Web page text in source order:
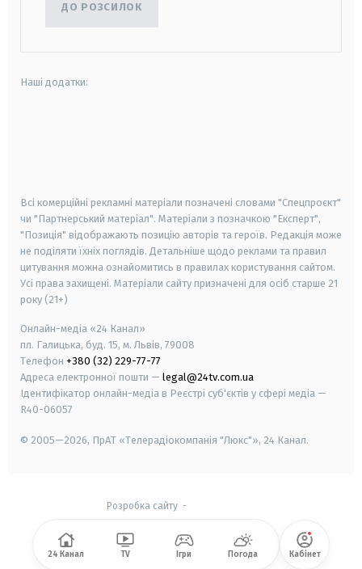
ДО РОЗСИЛОК
Наші додатки:
Всі комерційні рекламні матеріали позначені словами "Спецпроєкт"
чи "Партнерський матеріал". Матеріали з позначкою "Експерт",
"Позиція" відображають позицію авторів та героїв. Редакція може
не поділяти їхніх поглядів. Детальніше щодо реклами та правил
цитування можна ознайомитись в правилах користування сайтом.
Усі права захищені. Матеріали сайту призначені для осіб старше 21
року (21+)
Онлайн-медіа «24 Канал»
пл. Галицька, буд. 15, м. Львів, 79008
Телефон +380 (32) 229-77-77
Адреса електронної пошти — legal@24tv.com.ua
Ідентифікатор онлайн-медіа в Реєстрі суб'єктів у сфері медіа —
R40-06057
© 2005—2026, ПрАТ «Телерадіокомпанія "Люкс"», 24 Канал.
Розробка сайту-
24 Канал TV Ігри Погода Кабінет